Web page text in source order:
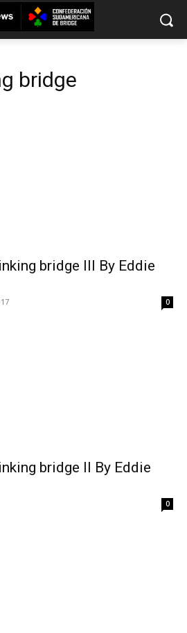
bridge
bridge III By Eddie
0
bridge II By Eddie
0